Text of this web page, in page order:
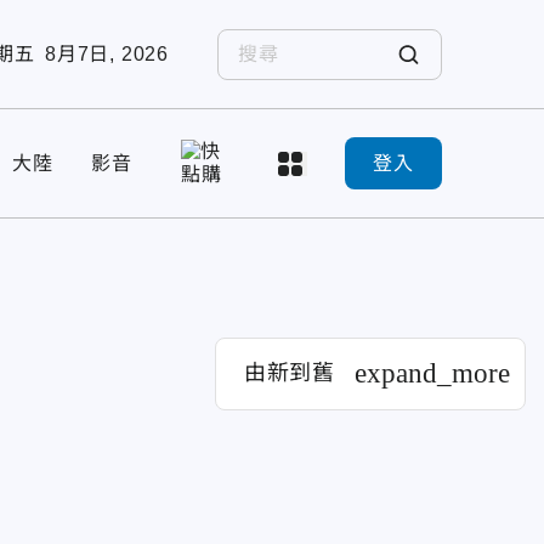
五 8月7日, 2026
大陸 影音 登入
由新到舊 expand_more